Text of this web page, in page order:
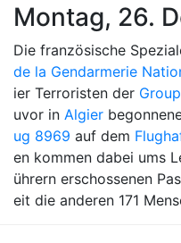
Montag, 26.
Die französische
de la Gendarmerie
ier Terroristen der
uvor in Algier
ug 8969 auf dem
en kommen dabei ums
ührern erschossenen
eit die anderen 171